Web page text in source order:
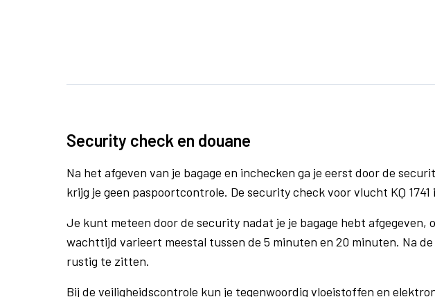
Security check en douane
Na het afgeven van je bagage en inchecken ga je eerst door de
krijg je geen paspoortcontrole. De security check voor vlucht KQ 1741
Je kunt meteen door de security nadat je je bagage hebt
wachttijd varieert meestal tussen de 5 minuten en 20 minuten. Na
rustig te zitten.
Bij de veiligheidscontrole kun je tegenwoordig vloeistoffen en